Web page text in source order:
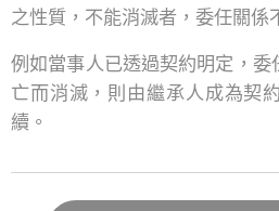
之性質，不能消滅者，委任關係
例如當事人已透過契約明定，
亡而消滅，則由繼承人成為契
續。